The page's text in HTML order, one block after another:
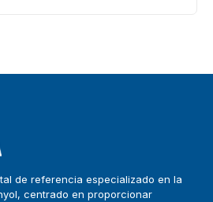
de referencia especializado en la
centrado en proporcionar